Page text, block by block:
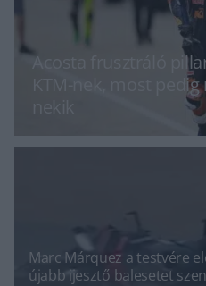
Acosta frusztráló
KTM-nek, most pedig
Marc Márquez a testvére
újabb ijesztő balesetet